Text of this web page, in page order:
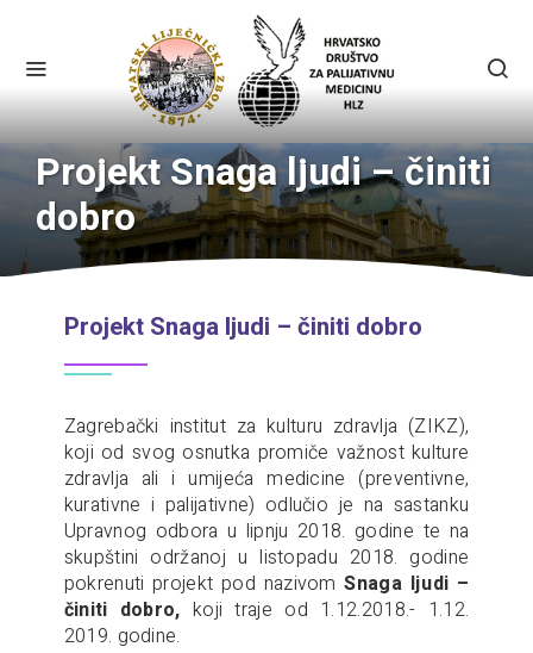
Projekt Snaga ljudi – činiti
dobro
Projekt Snaga ljudi – činiti dobro
Zagrebački institut za kulturu zdravlja (ZIKZ),
koji od svog osnutka promiče važnost kulture
zdravlja ali i umijeća medicine (preventivne,
kurativne i palijativne) odlučio je na sastanku
Upravnog odbora u lipnju 2018. godine te na
skupštini održanoj u listopadu 2018. godine
pokrenuti projekt pod nazivomSnaga ljudi –
činiti dobro, koji traje od 1.12.2018.- 1.12.
2019. godine.